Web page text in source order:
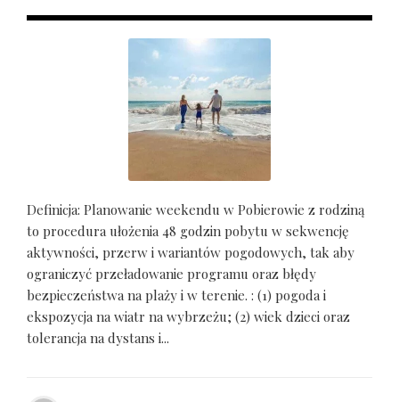
Definicja: Planowanie weekendu w Pobierowie z rodziną
to procedura ułożenia 48 godzin pobytu w sekwencję
aktywności, przerw i wariantów pogodowych, tak aby
ograniczyć przeładowanie programu oraz błędy
bezpieczeństwa na plaży i w terenie. : (1) pogoda i
ekspozycja na wiatr na wybrzeżu; (2) wiek dzieci oraz
tolerancja na dystans i...